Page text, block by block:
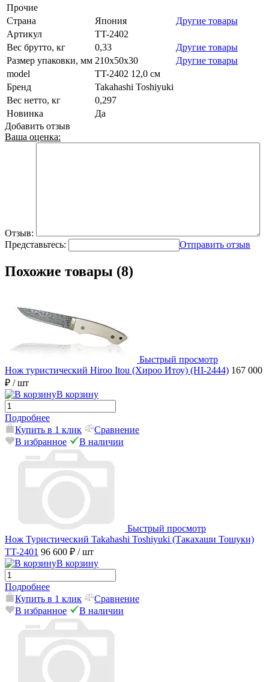
Прочие
Страна
Япония
Другие товары
Артикул
TT-2402
Вес брутто, кг
0,33
Другие товары
Размер упаковки, мм 210х50х30
Другие товары
model
TT-2402 12,0 см
Бренд
Takahashi Toshiyuki
Вес нетто, кг
0,297
Новинка
Да
Добавить отзыв
Ваша оценка:
Отзыв:
Представьтесь:
Отправить отзыв
Похожие товары (8)
Быстрый просмотр
Нож туристический Hiroo Itou (Хироо Итоу) (HI-2444) 167 000
₽ / шт
В корзину
Подробнее
Купить в 1 клик
Сравнение
В избранное
В наличии
Быстрый просмотр
Нож Туристический Takahashi Toshiyuki (Такахаши Тошуки)
TT-2401 96 600 ₽ / шт
В корзину
Подробнее
Купить в 1 клик
Сравнение
В избранное
В наличии